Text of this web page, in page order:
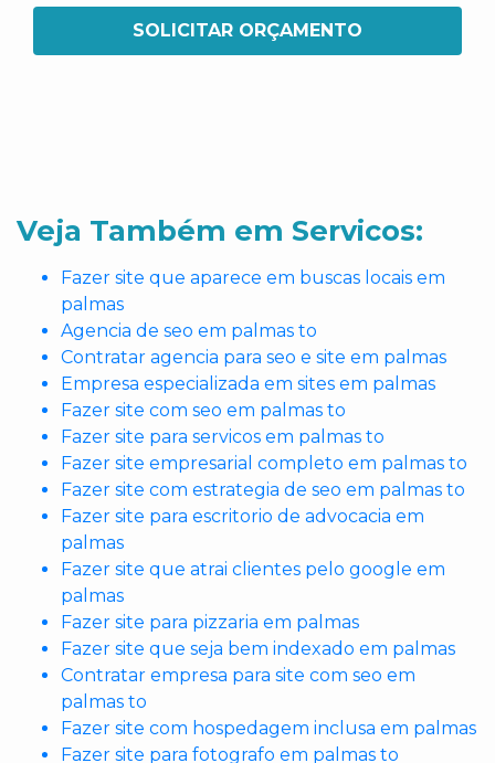
SOLICITAR ORÇAMENTO
Veja Também em Servicos:
Fazer site que aparece em buscas locais em
palmas
Agencia de seo em palmas to
Contratar agencia para seo e site em palmas
Empresa especializada em sites em palmas
Fazer site com seo em palmas to
Fazer site para servicos em palmas to
Fazer site empresarial completo em palmas to
Fazer site com estrategia de seo em palmas to
Fazer site para escritorio de advocacia em
palmas
Fazer site que atrai clientes pelo google em
palmas
Fazer site para pizzaria em palmas
Fazer site que seja bem indexado em palmas
Contratar empresa para site com seo em
palmas to
Fazer site com hospedagem inclusa em palmas
Fazer site para fotografo em palmas to